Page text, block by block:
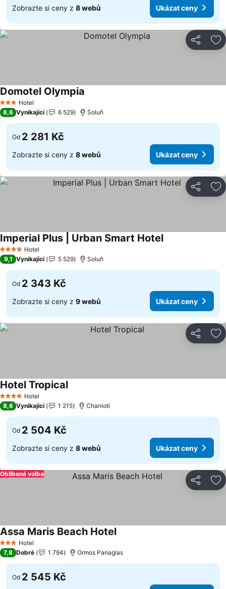
Zobrazte si ceny z 8 webů Ukázat ceny
Sdílet
3 Počet hvězdiček
Hotel
Domotel Olympia
8,6 Vynikající 6 529 Soluň
Od 2 281 Kč
Zobrazte si ceny z 8 webů Ukázat ceny
Sdílet
4 Počet hvězdiček
Hotel
Imperial Plus | Urban Smart HotelUkázat ceny
9,1 Vynikající 5 529 Soluň
Od 2 343 Kč
Zobrazte si ceny z 9 webů Ukázat ceny
Sdílet
4 Počet hvězdiček
Hotel
Hotel TropicalUkázat ceny
8,6 Vynikající 1 215 Chanioti
Od 2 504 Kč
Zobrazte si ceny z 8 webů Ukázat ceny
Sdílet
Oblíbená volba
3 Počet hvězdiček
Hotel
Assa Maris Beach HotelUkázat ceny
7,8 Dobré 1 794 Ormos Panagias
Od 2 545 Kč